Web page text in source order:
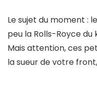
Le sujet du moment :
peu la Rolls-Royce
Mais attention, ces
la sueur de votre